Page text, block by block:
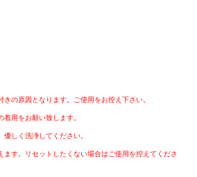
きの原因となります。ご使用をお控え下さい。
着用をお願い致します。
優しく洗浄してください。
ます。リセットしたくない場合はご使用を控えてくださ